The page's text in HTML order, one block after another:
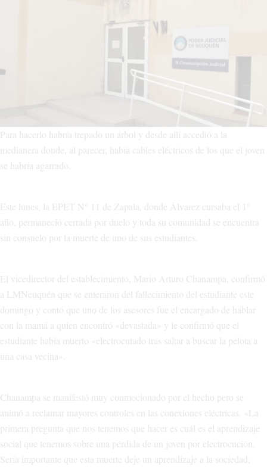
Para hacerlo habría trepado un árbol y desde allí accedió a la
medianera donde, al parecer, había cables eléctricos de los que el joven
se habría agarrado.
Este lunes, la EPET N° 11 de Zapala, donde Álvarez cursaba el 1°
año, permaneció cerrada por duelo y toda su comunidad se encuentra
sin consuelo por la muerte de uno de sus estudiantes.
El vicedirector del establecimiento, Mario Arturo Chanampa, confirmó
a LMNeuquén que se enteraron del fallecimiento del estudiante este
domingo y contó que uno de los asesores fue el encargado de hablar
con la mamá a quien encontró «devastada» y le confirmó que el
estudiante había muerto «electrocutado tras saltar a buscar la pelota a
una casa vecina».
Chanampa se manifestó muy conmocionado por el hecho pero se
animó a reclamar mayores controles en las conexiones eléctricas. «La
primera pregunta que nos tenemos que hacer es cuál es el aprendizaje
social que tenemos sobre una pérdida de un joven por electrocución.
Sería importante que esta muerte deje un aprendizaje a la sociedad,